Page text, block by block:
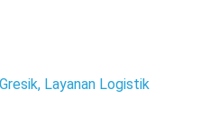
Layanan Logistik